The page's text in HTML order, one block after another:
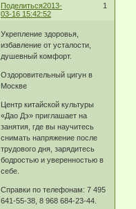
Поделиться 1
2013-
03-16 15:42:52
Укрепление здоровья,
избавление от усталости,
душевный комфорт.
Оздоровительный цигун в
Москве
Центр китайской культуры
«Дао Дэ» приглашает на
занятия, где вы научитесь
снимать напряжение после
трудового дня, зарядитесь
бодростью и уверенностью в
себе.
Справки по телефонам: 7 495
641-55-38, 8 968 684-23-44.